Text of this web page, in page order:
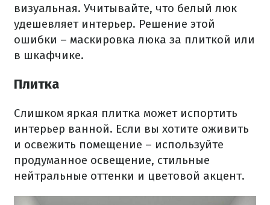
визуальная. Учитывайте, что белый люк
удешевляет интерьер. Решение этой
ошибки – маскировка люка за плиткой или
в шкафчике.
Плитка
Слишком яркая плитка может испортить
интерьер ванной. Если вы хотите оживить
и освежить помещение – используйте
продуманное освещение, стильные
нейтральные оттенки и цветовой акцент.